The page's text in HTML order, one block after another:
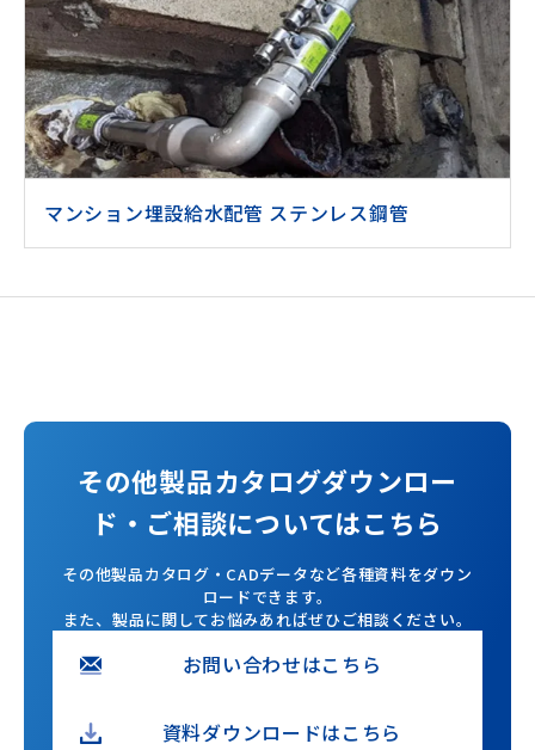
マンション埋設給水配管 ステンレス鋼管
その他製品カタログダウンロー
ド・ご相談についてはこちら
その他製品カタログ・CADデータなど各種資料をダウン
ロードできます。
また、製品に関してお悩みあればぜひご相談ください。
お問い合わせはこちら
資料ダウンロードはこちら